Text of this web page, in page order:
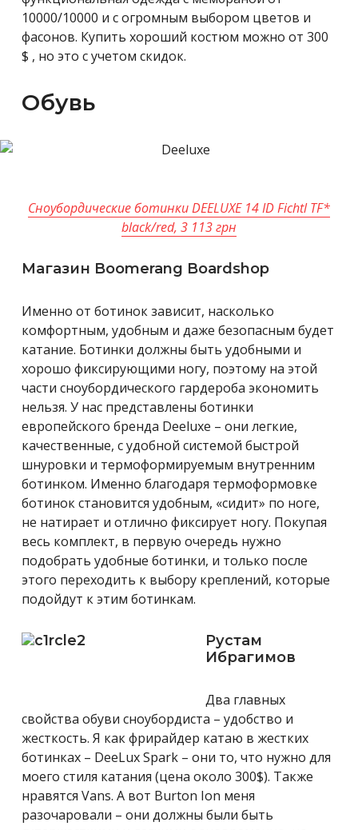
10000/10000 и с огромным выбором цветов и
фасонов. Купить хороший костюм можно от 300
$ , но это с учетом скидок.
Обувь
Сноубордические ботинки DEELUXE 14 ID Fichtl TF*
black/red, 3 113 грн
Магазин Boomerang Boardshop
Именно от ботинок зависит, насколько
комфортным, удобным и даже безопасным будет
катание. Ботинки должны быть удобными и
хорошо фиксирующими ногу, поэтому на этой
части сноубордического гардероба экономить
нельзя. У нас представлены ботинки
европейского бренда Deeluxe – они легкие,
качественные, с удобной системой быстрой
шнуровки и термоформируемым внутренним
ботинком. Именно благодаря термоформовке
ботинок становится удобным, «сидит» по ноге,
не натирает и отлично фиксирует ногу. Покупая
весь комплект, в первую очередь нужно
подобрать удобные ботинки, и только после
этого переходить к выбору креплений, которые
подойдут к этим ботинкам.
Рустам
Ибрагимов
Два главных
свойства обуви сноубордиста – удобство и
жесткость. Я как фрирайдер катаю в жестких
ботинках – DeeLux Spark – они то, что нужно для
моего стиля катания (цена около 300$). Также
нравятся Vans. А вот Burton Ion меня
разочаровали – они должны были быть